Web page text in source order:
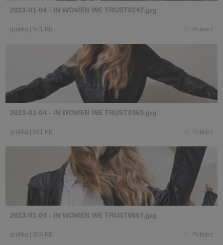
2023-01-04 - IN WOMEN WE TRUST0247.jpg
grafika 501 KB Pobierz
2023-01-04 - IN WOMEN WE TRUST0365.jpg
grafika 561 KB Pobierz
2023-01-04 - IN WOMEN WE TRUST0667.jpg
grafika 304 KB Pobierz